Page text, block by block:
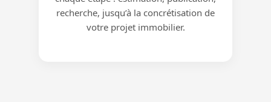
recherche, jusqu’à la concrétisation de
votre projet immobilier.